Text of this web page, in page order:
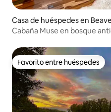
Casa de huéspedes en
Cabaña Muse en bosque
Favorito entre huéspedes
Favorito entre huéspedes